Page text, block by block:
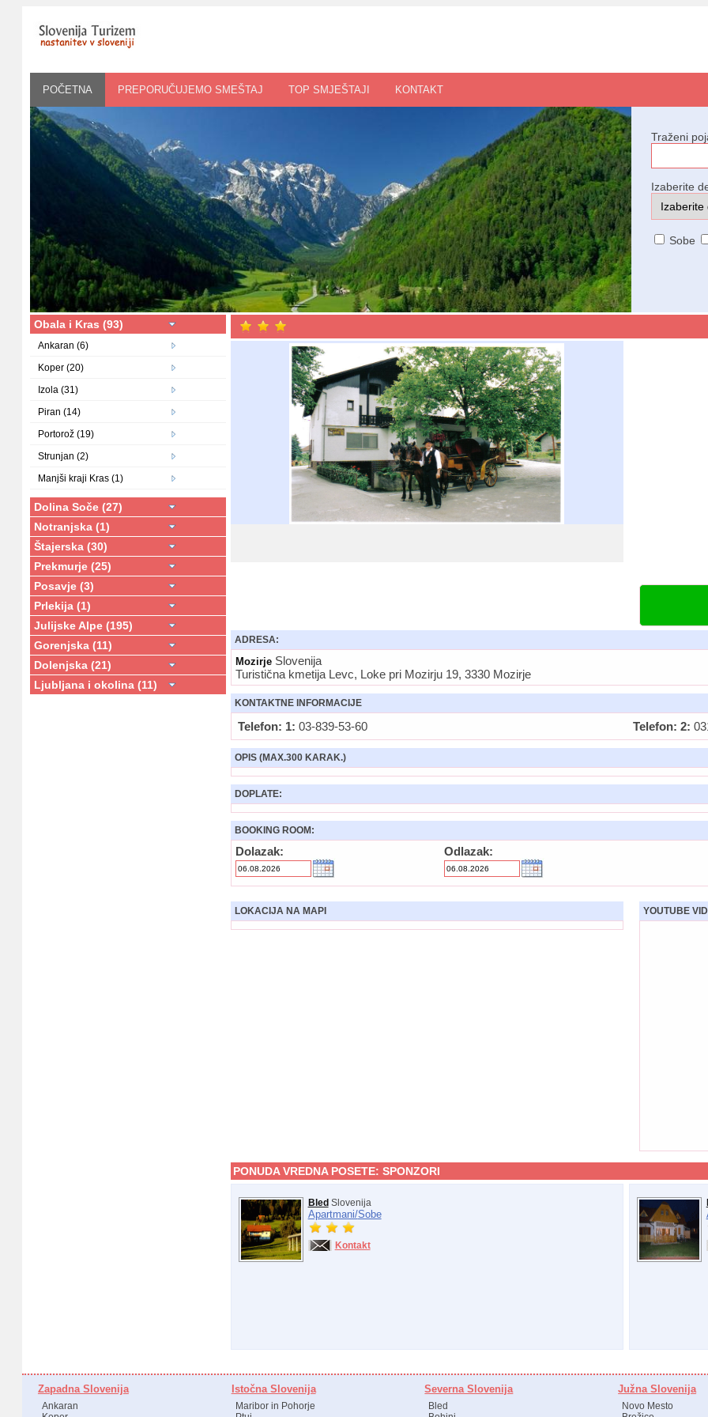
POČETNA PREPORUČUJEMO SMEŠTAJ TOP SMJEŠTAJI KONTAKT
Traženi
Izaberite
Sobe
Obala i Kras (93)
Ankaran (6)
Koper (20)
Izola (31)
Piran (14)
Portorož (19)
Strunjan (2)
Manjši kraji Kras (1)
Dolina Soče (27)
Notranjska (1)
Štajerska (30)
Prekmurje (25)
Posavje (3)
Prlekija (1)
Julijske Alpe (195)
Gorenjska (11)
Dolenjska (21)
Ljubljana i okolina (11)
ADRESA:
MozirjeSlovenija
Turistična kmetija Levc, Loke pri Mozirju 19, 3330 Mozirje
KONTAKTNE INFORMACIJE
Telefon: 1: 03-839-53-60 Telefon: 2:
OPIS (MAX.300 KARAK.)
DOPLATE:
BOOKING ROOM:
Dolazak: Odlazak:
LOKACIJA NA MAPI YOUTUBE
PONUDA VREDNA POSETE: SPONZORI
Bled Slovenija
Apartmani/Sobe
Kontakt
Zapadna Slovenija
Ankaran
Istočna Slovenija
Maribor in Pohorje
Severna Slovenija
Bled
Južna Slovenija
Novo Mesto